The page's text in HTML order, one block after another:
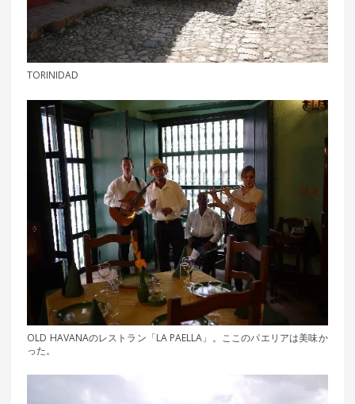
TORINIDAD
OLD HAVANAのレストラン「LA PAELLA」。ここのパエリアは美味か
った。